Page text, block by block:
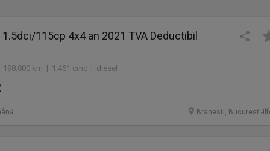
exista greseli umane de
,
v rugăm să ne
NOASTRE
POSTAT IN ANUNȚ
115cp 4x4 an 2021 TVA Deductibil
km | 1.461 cmc | diesel
Branesti, Bucuresti-